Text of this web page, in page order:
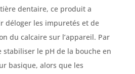
dentaire, ce produit a
déloger les impuretés et de
du calcaire sur l’appareil. Par
le pH de la bouche en
basique, alors que les